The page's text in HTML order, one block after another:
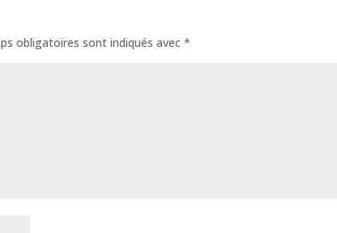
obligatoires sont indiqués avec*